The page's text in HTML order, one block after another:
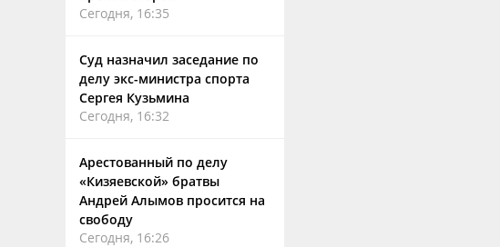
Сегодня, 16:35
Суд назначил заседание по
делу экс-министра спорта
Сергея Кузьмина
Сегодня, 16:32
Арестованный по делу
«Кизяевской» братвы
Андрей Алымов просится на
свободу
Сегодня, 16:26